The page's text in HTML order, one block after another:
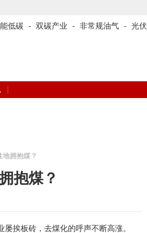
低碳 - 双碳产业 - 非常规油气 - 光伏
拥抱煤？
抱煤？
挨板砖，去煤化的呼声不断高涨。